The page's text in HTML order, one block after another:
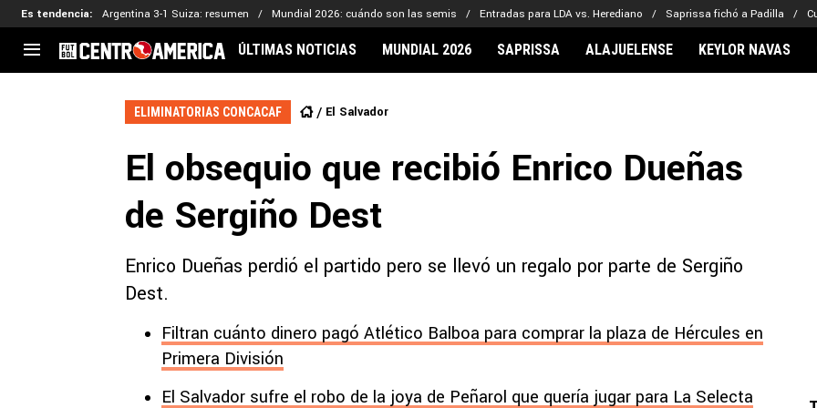
Es tendencia: Argentina 3-1 Suiza: resumen Mundial 2026: cuándo son las semis Entradas para LDA vs. Herediano Saprissa fichó a Padilla
CENTROAMÉRICA
El Salvador
CONCACAF
Liga de Naciones
Eliminatorias
Copa de Campeones
Copa Centroamericana
MLS
LEGIONARIOS
Kervin Arriaga
Alajuelense
Olimpia
Noticias
ÚLTIMAS NOTICIAS MUNDIAL 2026 SAPRISSA ALAJUELENSE KEYLOR NAVAS
ELIMINATORIAS CONCACAF El Salvador
El obsequio que recibió Enrico Dueñas
de Sergiño Dest
Enrico Dueñas perdió el partido pero se llevó un regalo por parte de Sergiño
Dest.
Filtran cuánto dinero pagó Atlético Balboa para comprar la plaza de Hércules en
Primera División
El Salvador sufre el robo de la joya de Peñarol que quería jugar para La Selecta